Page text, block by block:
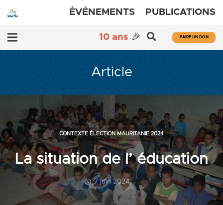
ÉVÉNEMENTS PUBLICATIONS
10 ans 🎉 FAIRE UN DON
Article
La situation de l’ éducation
7 juin 2024
CONTEXTE ÉLECTION MAURITANIE 2024